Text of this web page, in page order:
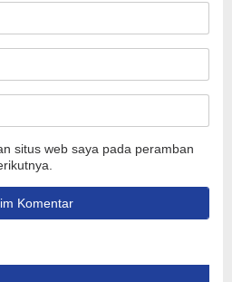
situs web saya pada peramban